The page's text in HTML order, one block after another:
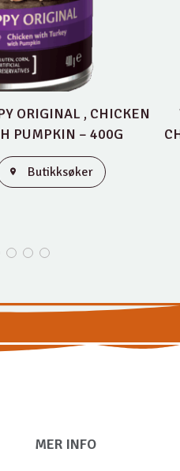
ORIGINAL , CHICKEN
PUMPKIN – 400G
Butikksøker
MER INFO